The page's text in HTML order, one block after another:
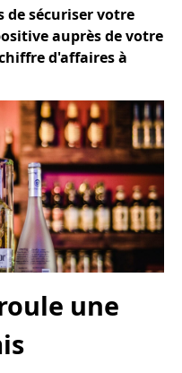
de sécuriser votre
auprès de votre
d'affaires à
une